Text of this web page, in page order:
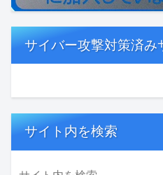
サイバー攻撃対策済み
サイト内を検索